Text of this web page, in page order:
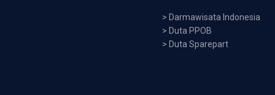
> Darmawisata Indonesia
> Duta PPOB
> Duta Sparepart